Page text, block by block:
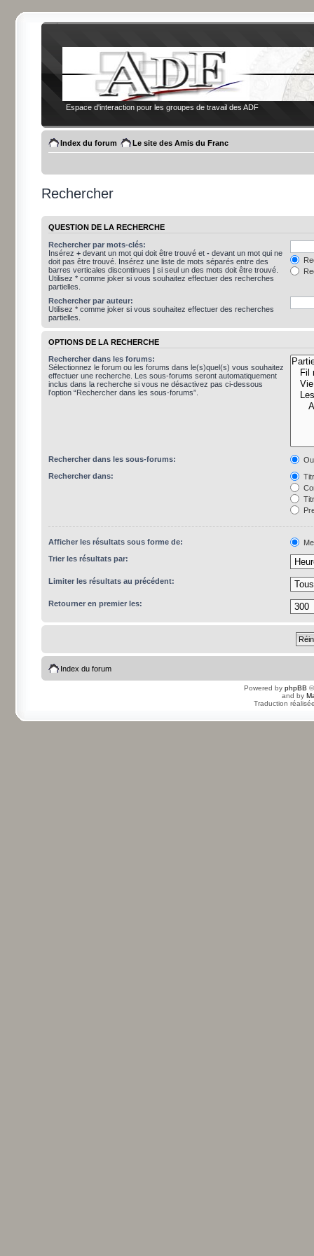
Espace d'interaction pour les groupes de travail des ADF
Index du forum Le site des Amis du Franc
Rechercher
QUESTION DE LA RECHERCHE
Rechercher par mots-clés:
Insérez + devant un mot qui doit être trouvé et - devant un mot qui ne
doit pas être trouvé. Insérez une liste de mots séparés entre des
barres verticales discontinues | si seul un des mots doit être trouvé.
Utilisez * comme joker si vous souhaitez effectuer des recherches
partielles.
Rechercher par auteur:
Utilisez * comme joker si vous souhaitez effectuer des recherches
partielles.
OPTIONS DE LA RECHERCHE
Rechercher dans les forums:
Sélectionnez le forum ou les forums dans le(s)quel(s) vous souhaitez
effectuer une recherche. Les sous-forums seront automatiquement
inclus dans la recherche si vous ne désactivez pas ci-dessous
l’option “Rechercher dans les sous-forums”.
Rechercher dans les sous-forums:
Rechercher dans:
Afficher les résultats sous forme de:
Trier les résultats par:
Limiter les résultats au précédent:
Retourner en premier les:
Index du forum
Powered by phpBB
and by
Traduction